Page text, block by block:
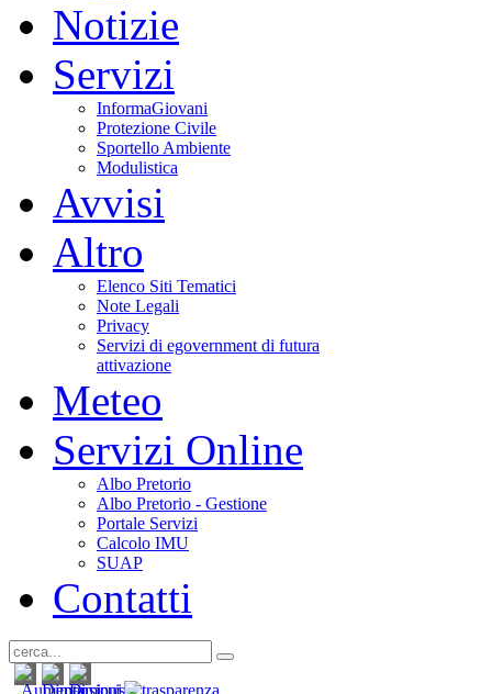
Notizie
Servizi
InformaGiovani
Protezione Civile
Sportello Ambiente
Modulistica
Avvisi
Altro
Elenco Siti Tematici
Note Legali
Privacy
Servizi di egovernment di futura
attivazione
Meteo
Servizi Online
Albo Pretorio
Albo Pretorio - Gestione
Portale Servizi
Calcolo IMU
SUAP
Contatti